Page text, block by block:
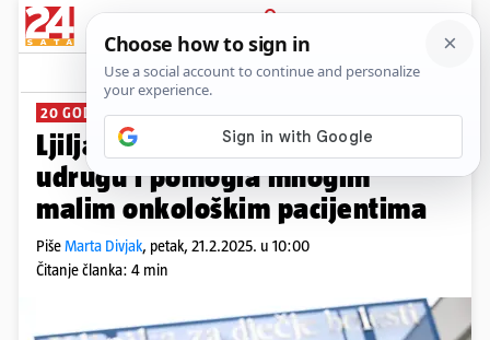
PRIJAVA
News Komentari
20 GODINA PONOSA HRVATSKE
Ljiljana Vuletić pokrenula
udrugu i pomogla mnogim
malim onkološkim pacijentima
PišeMarta Divjak, petak, 21.2.2025. u 10:00
Čitanje članka: 4 min